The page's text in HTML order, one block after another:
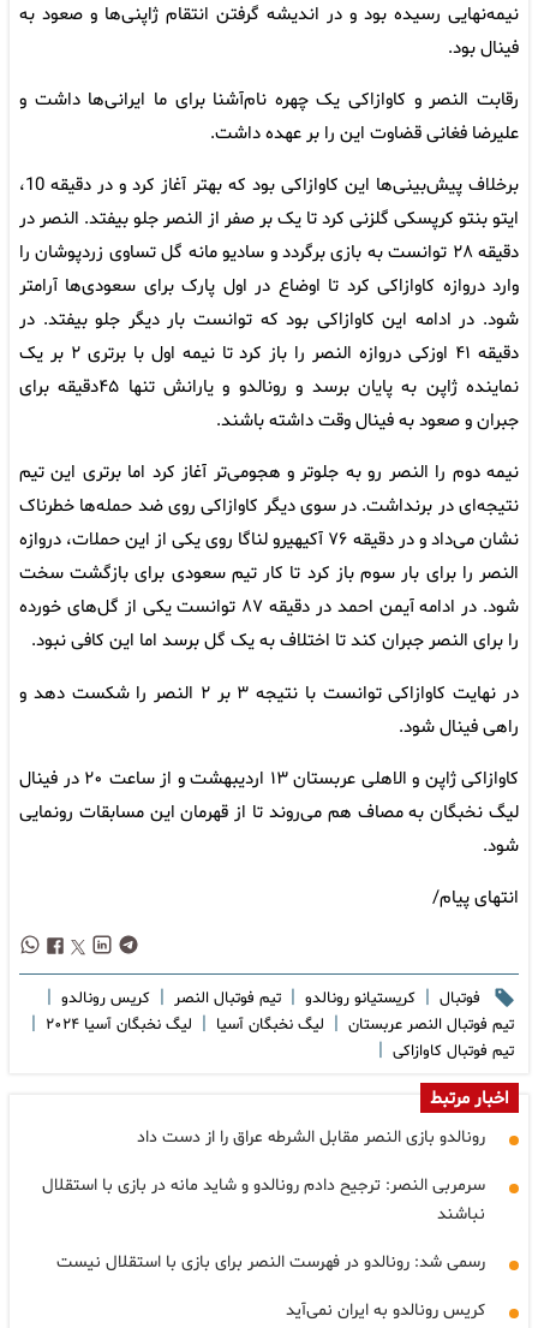
نیمه‌نهایی رسیده بود و در اندیشه گرفتن انتقام ژاپنی‌ها و صعود به
فینال بود.
رقابت النصر و کاوازاکی یک چهره نام‌آشنا برای ما ایرانی‌ها داشت و
علیرضا فغانی قضاوت این را بر عهده داشت.
برخلاف پیش‌بینی‌ها این کاوازاکی بود که بهتر آغاز کرد و در دقیقه 10،
ایتو بنتو کرپسکی گلزنی کرد تا یک بر صفر از النصر جلو بیفتد. النصر در
دقیقه ۲۸ توانست به بازی برگردد و سادیو مانه گل تساوی زردپوشان را
وارد دروازه کاوازاکی کرد تا اوضاع در اول پارک برای سعودی‌ها آرامتر
شود. در ادامه این کاوازاکی بود که توانست بار دیگر جلو بیفتد. در
دقیقه ۴۱ اوزکی دروازه النصر را باز کرد تا نیمه اول با برتری ۲ بر یک
نماینده ژاپن به پایان برسد و رونالدو و یارانش تنها ۴۵دقیقه برای
جبران و صعود به فینال وقت داشته باشند.
نیمه دوم را النصر رو به جلوتر و هجومی‌تر آغاز کرد اما برتری این تیم
نتیجه‌ای در برنداشت. در سوی دیگر کاوازاکی روی ضد حمله‌ها خطرناک
نشان می‌داد و در دقیقه ۷۶ آکیهیرو لناگا روی یکی از این حملات، دروازه
النصر را برای بار سوم باز کرد تا کار تیم سعودی برای بازگشت سخت
شود. در ادامه آیمن احمد در دقیقه ۸۷ توانست یکی از گل‌های خورده
را برای النصر جبران کند تا اختلاف به یک گل برسد اما این کافی نبود.
در نهایت کاوازاکی توانست با نتیجه ۳ بر ۲ النصر را شکست دهد و
راهی فینال شود.
کاوازاکی ژاپن و الاهلی عربستان ۱۳ اردیبهشت و از ساعت ۲۰ در فینال
لیگ نخبگان به مصاف هم می‌روند تا از قهرمان این مسابقات رونمایی
شود.
انتهای پیام/
فوتبال | کریستیانو رونالدو | تیم فوتبال النصر | کریس رونالدو |
تیم فوتبال النصر عربستان | لیگ نخبگان آسیا | لیگ نخبگان آسیا ۲۰۲۴ |
تیم فوتبال کاوازاکی |
اخبار مرتبط
رونالدو بازی النصر مقابل الشرطه عراق را از دست داد
سرمربی النصر: ترجیح دادم رونالدو و شاید مانه در بازی با استقلال
نباشند
رسمی شد: رونالدو در فهرست النصر برای بازی با استقلال نیست
کریس رونالدو به ایران نمی‌آید